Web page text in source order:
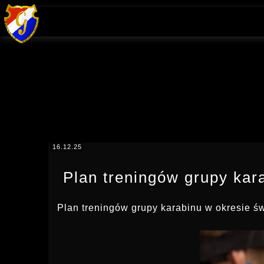
Plan treningów grupy
16.12.25
Plan treningów grupy karabinu w okresie